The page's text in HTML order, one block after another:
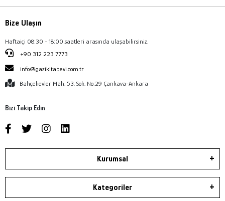
Bize Ulaşın
Haftaiçi 08:30 - 18:00 saatleri arasında ulaşabilirsiniz.
+90 312 223 7773
info@gazikitabevi.com.tr
Bahçelievler Mah. 53. Sok. No:29 Çankaya-Ankara
Bizi Takip Edin
Kurumsal
Kategoriler